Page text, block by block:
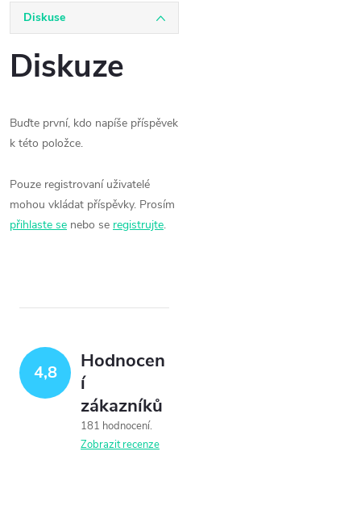
Diskuse
Diskuze
Buďte první, kdo napíše příspěvek
k této položce.
Pouze registrovaní uživatelé
mohou vkládat příspěvky. Prosím
přihlaste se nebo se registrujte.
4,8
Hodnocen
í
zákazníků
181 hodnocení
Zobrazit recenze